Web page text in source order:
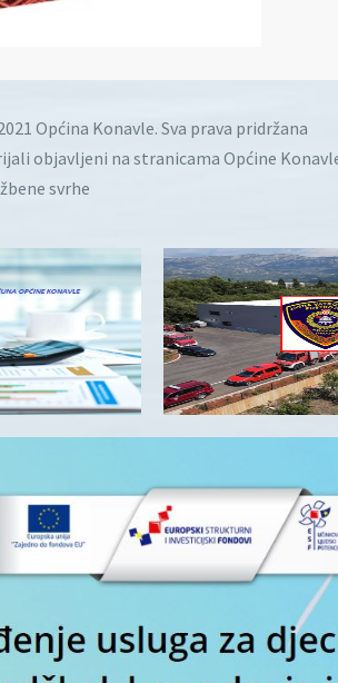
Općina Konavle. Sva prava pridržana
objavljeni na stranicama Općine
svrhe